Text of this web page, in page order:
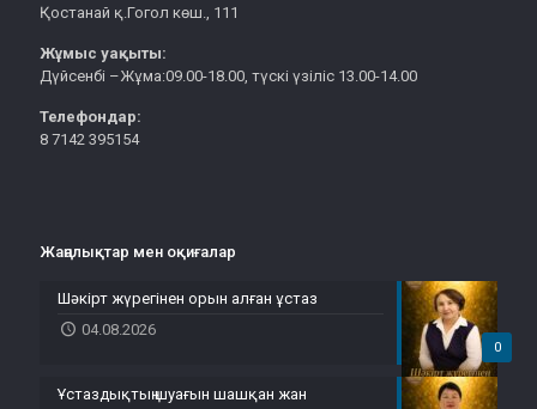
Қостанай қ.Гогол көш., 111
Жұмыс уақыты:
Дүйсенбі –Жұма:09.00-18.00, түскі үзіліс 13.00-14.00
Телефондар:
8 7142 395154
Жаңалықтар мен оқиғалар
0
Шәкірт жүрегінен орын алған ұстаз
04.08.2026
Ұстаздықтың шуағын шашқан жан